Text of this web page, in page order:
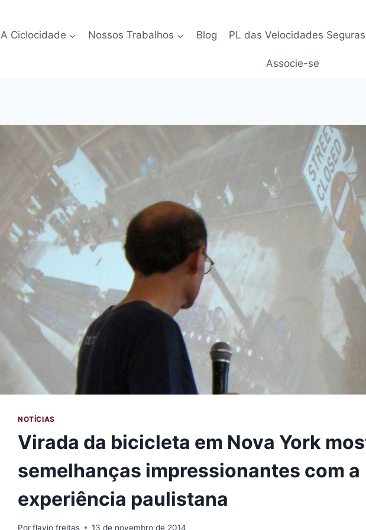
A Ciclocidade Nossos Trabalhos Blog PL das Velocidades Seguras
Associe-se
NOTÍCIAS
Virada da bicicleta em Nova York
semelhanças impressionantes com a
experiência paulistana
Porflavio freitas 13 de novembro de 2014